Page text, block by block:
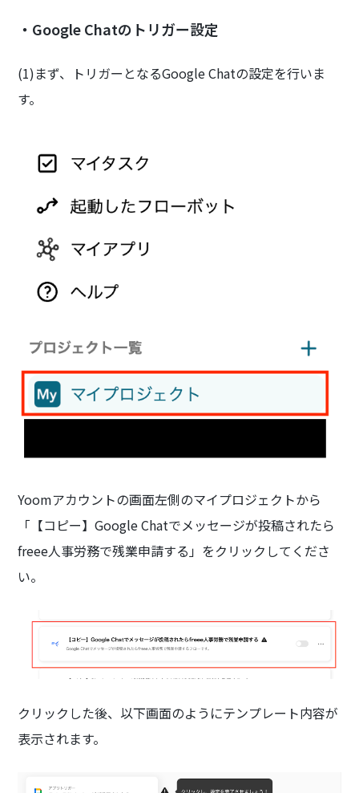
・Google Chatのトリガー設定
(1)まず、トリガーとなるGoogle Chatの設定を行いま
す。
Yoomアカウントの画面左側のマイプロジェクトから
「【コピー】Google Chatでメッセージが投稿されたら
freee人事労務で残業申請する」をクリックしてくださ
い。
クリックした後、以下画面のようにテンプレート内容が
表示されます。